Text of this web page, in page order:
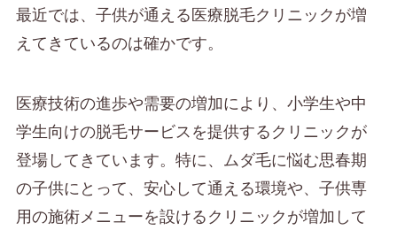
最近では、子供が通える医療脱毛クリニックが増
えてきているのは確かです。
医療技術の進歩や需要の増加により、小学生や中
学生向けの脱毛サービスを提供するクリニックが
登場してきています。特に、ムダ毛に悩む思春期
の子供にとって、安心して通える環境や、子供専
用の施術メニューを設けるクリニックが増加して